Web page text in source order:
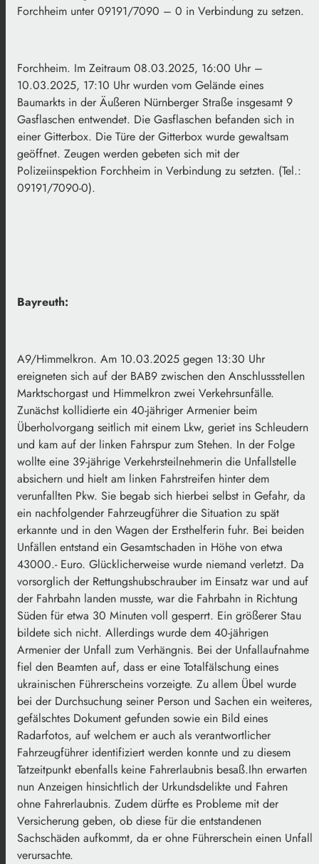
Forchheim unter 09191/7090 – 0 in Verbindung zu setzen.
Forchheim. Im Zeitraum 08.03.2025, 16:00 Uhr –
10.03.2025, 17:10 Uhr wurden vom Gelände eines
Baumarkts in der Äußeren Nürnberger Straße insgesamt 9
Gasflaschen entwendet. Die Gasflaschen befanden sich in
einer Gitterbox. Die Türe der Gitterbox wurde gewaltsam
geöffnet. Zeugen werden gebeten sich mit der
Polizeiinspektion Forchheim in Verbindung zu setzten. (Tel.:
09191/7090-0).
Bayreuth:
A9/Himmelkron. Am 10.03.2025 gegen 13:30 Uhr
ereigneten sich auf der BAB9 zwischen den Anschlussstellen
Marktschorgast und Himmelkron zwei Verkehrsunfälle.
Zunächst kollidierte ein 40-jähriger Armenier beim
Überholvorgang seitlich mit einem Lkw, geriet ins Schleudern
und kam auf der linken Fahrspur zum Stehen. In der Folge
wollte eine 39-jährige Verkehrsteilnehmerin die Unfallstelle
absichern und hielt am linken Fahrstreifen hinter dem
verunfallten Pkw. Sie begab sich hierbei selbst in Gefahr, da
ein nachfolgender Fahrzeugführer die Situation zu spät
erkannte und in den Wagen der Ersthelferin fuhr. Bei beiden
Unfällen entstand ein Gesamtschaden in Höhe von etwa
43000.- Euro. Glücklicherweise wurde niemand verletzt. Da
vorsorglich der Rettungshubschrauber im Einsatz war und auf
der Fahrbahn landen musste, war die Fahrbahn in Richtung
Süden für etwa 30 Minuten voll gesperrt. Ein größerer Stau
bildete sich nicht. Allerdings wurde dem 40-jährigen
Armenier der Unfall zum Verhängnis. Bei der Unfallaufnahme
fiel den Beamten auf, dass er eine Totalfälschung eines
ukrainischen Führerscheins vorzeigte. Zu allem Übel wurde
bei der Durchsuchung seiner Person und Sachen ein weiteres,
gefälschtes Dokument gefunden sowie ein Bild eines
Radarfotos, auf welchem er auch als verantwortlicher
Fahrzeugführer identifiziert werden konnte und zu diesem
Tatzeitpunkt ebenfalls keine Fahrerlaubnis besaß.Ihn erwarten
nun Anzeigen hinsichtlich der Urkundsdelikte und Fahren
ohne Fahrerlaubnis. Zudem dürfte es Probleme mit der
Versicherung geben, ob diese für die entstandenen
Sachschäden aufkommt, da er ohne Führerschein einen Unfall
verursachte.